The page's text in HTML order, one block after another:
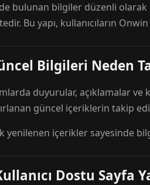
bulunan bilgiler düzenli
Bu yapı, kullanıcıların
Bilgileri Neden
duyurular, açıklamalar ve
güncel içeriklerin takip
yenilenen içerikler sayesinde
Dostu Sayfa